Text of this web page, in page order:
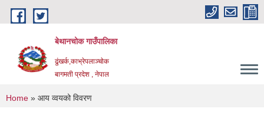
Skip to main content
बेथानचोक गाउँपालिका
ढुंखर्क,काभ्रेपलाञ्चाेक
बागमती प्रदेश , नेपाल
You are here
Home » आय व्वयको विवरण